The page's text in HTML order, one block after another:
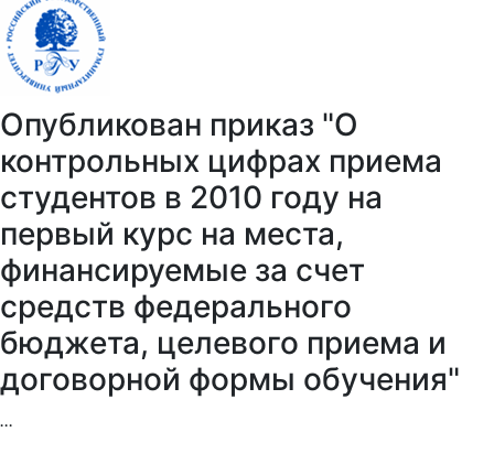
Опубликован приказ "О
контрольных цифрах приема
студентов в 2010 году на
первый курс на места,
финансируемые за счет
средств федерального
бюджета, целевого приема и
договорной формы обучения"
...